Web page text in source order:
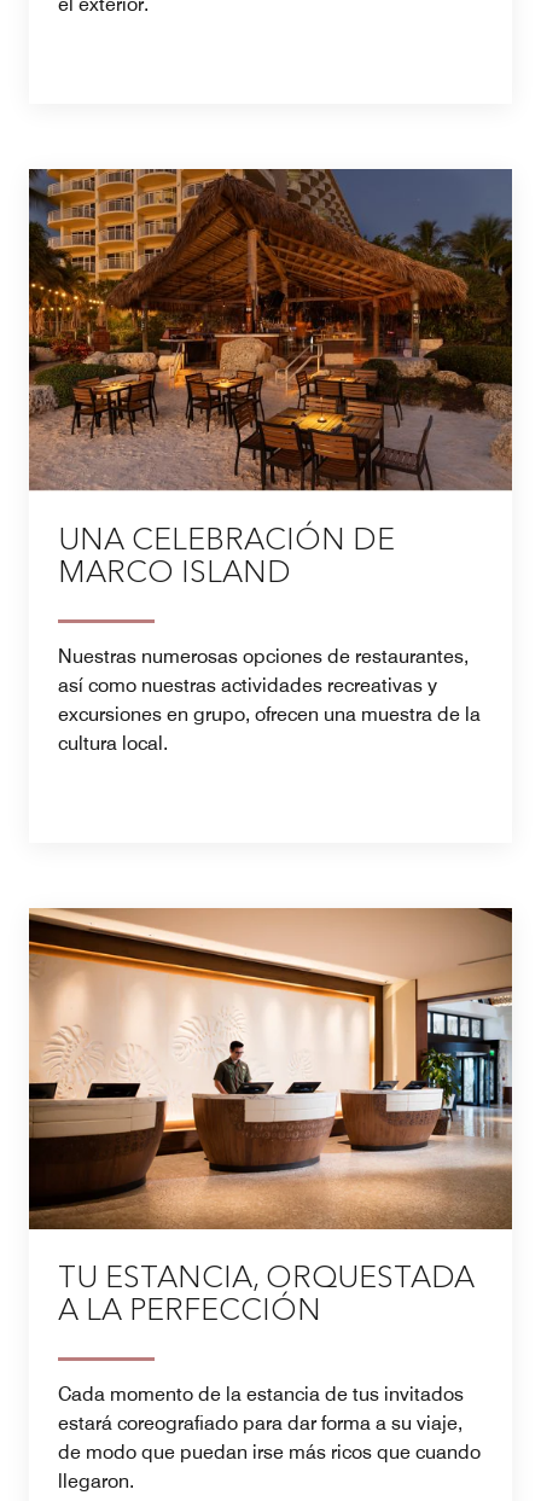
UNA CELEBRACIÓN DE
MARCO ISLAND
Nuestras numerosas opciones de restaurantes,
así como nuestras actividades recreativas y
excursiones en grupo, ofrecen una muestra de la
cultura local.
TU ESTANCIA, ORQUESTADA
A LA PERFECCIÓN
Cada momento de la estancia de tus invitados
estará coreografiado para dar forma a su viaje,
de modo que puedan irse más ricos que cuando
llegaron.